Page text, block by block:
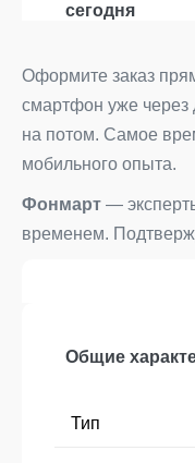
сегодня
Оформите заказ
смартфон уже через
на потом. Самое
мобильного опыта.
Фонмарт —
временем.
Общие
Тип